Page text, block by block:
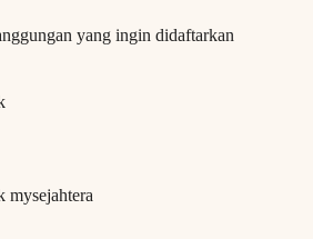
yang ingin didaftarkan